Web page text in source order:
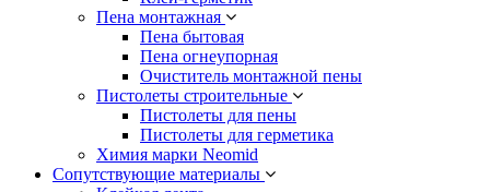
Пена монтажная
Пена бытовая
Пена огнеупорная
Очиститель монтажной пены
Пистолеты строительные
Пистолеты для пены
Пистолеты для герметика
Химия марки Neomid
Сопутствующие материалы